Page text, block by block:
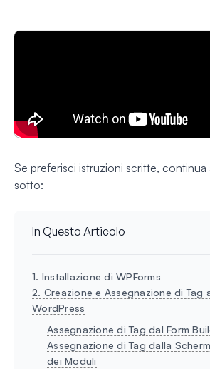
Se preferisci istruzioni scritte, continua
sotto:
In Questo Articolo
1. Installazione di WPForms
2. Creazione e Assegnazione di Tag
WordPress
Assegnazione di Tag dal Form
Assegnazione di Tag dalla
dei Moduli